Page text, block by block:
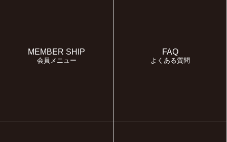
MEMBER SHIP
会員メニュー
FAQ
よくある質問